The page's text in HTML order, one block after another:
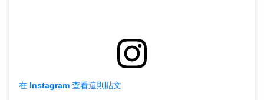
在 Instagram 查看這則貼文